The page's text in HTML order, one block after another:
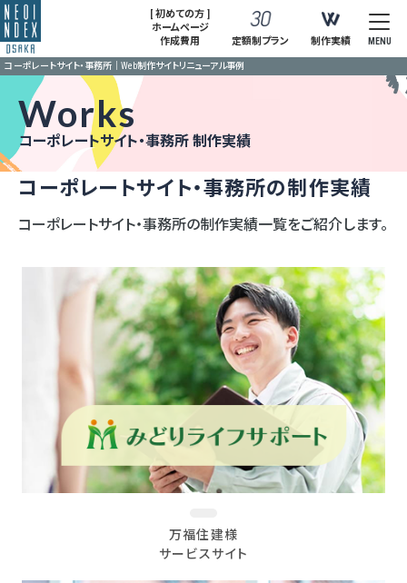
[ 初めての方 ]
ホームページ
作成費用
定額制プラン 制作実績 MENU
コーポレートサイト・事務所｜Web制作サイトリニューアル事例
Works
コーポレートサイト・事務所 制作実績
コーポレートサイト・事務所の制作実績
コーポレートサイト・事務所の制作実績一覧をご紹介します。
万福住建様
サービスサイト